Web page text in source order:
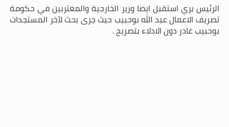
الرئيس بري استقبل ايضا وزير الخارجية والمغتربين في حكومة
تصريف الاعمال عبد الله بوحبيب حيث جرى بحث لآخر المستجدات
بوحبيب غادر دون الادلاء بتصريح .